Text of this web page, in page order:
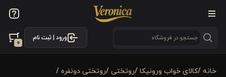
ورود | ثبت نام
0
خانه /کالای خواب ورونیکا /روتختی /روتختی دونفره /